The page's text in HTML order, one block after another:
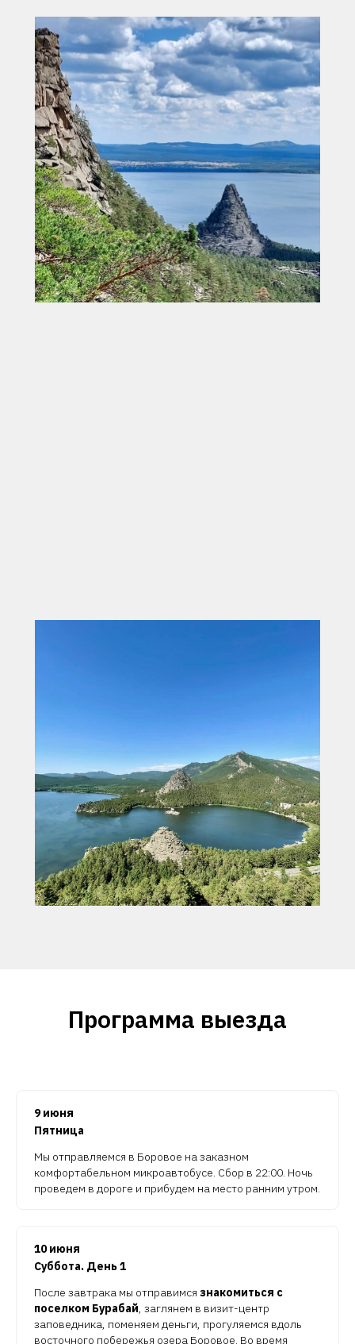
Программа выезда
9 июня
Пятница
Мы отправляемся в Боровое на заказном
комфортабельном микроавтобусе. Сбор в 22:00. Ночь
проведем в дороге и прибудем на место ранним утром.
10 июня
Суббота. День 1
После завтрака мы отправимся знакомиться с
поселком Бурабай, заглянем в визит-центр
заповедника, поменяем деньги, прогуляемся вдоль
восточного побережья озера Боровое. Во время